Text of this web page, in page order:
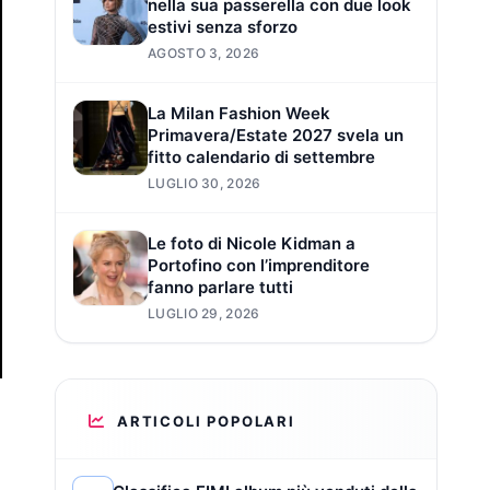
nella sua passerella con due look
estivi senza sforzo
AGOSTO 3, 2026
La Milan Fashion Week
Primavera/Estate 2027 svela un
fitto calendario di settembre
LUGLIO 30, 2026
Le foto di Nicole Kidman a
Portofino con l’imprenditore
fanno parlare tutti
LUGLIO 29, 2026
ARTICOLI POPOLARI